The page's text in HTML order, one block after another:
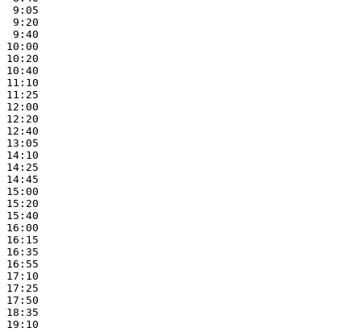
9:05
9:20
9:40
10:00
10:20
10:40
11:10
11:25
12:00
12:20
12:40
13:05
14:10
14:25
14:45
15:00
15:20
15:40
16:00
16:15
16:35
16:55
17:10
17:25
17:50
18:35
19:10